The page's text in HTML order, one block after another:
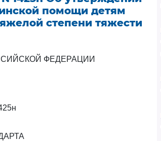
помощи детям
степени тяжести
ФЕДЕРАЦИИ